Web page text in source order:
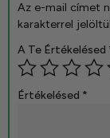
Az e-mail címet
karakterrel
A Te Értékelésed
Értékelésed *